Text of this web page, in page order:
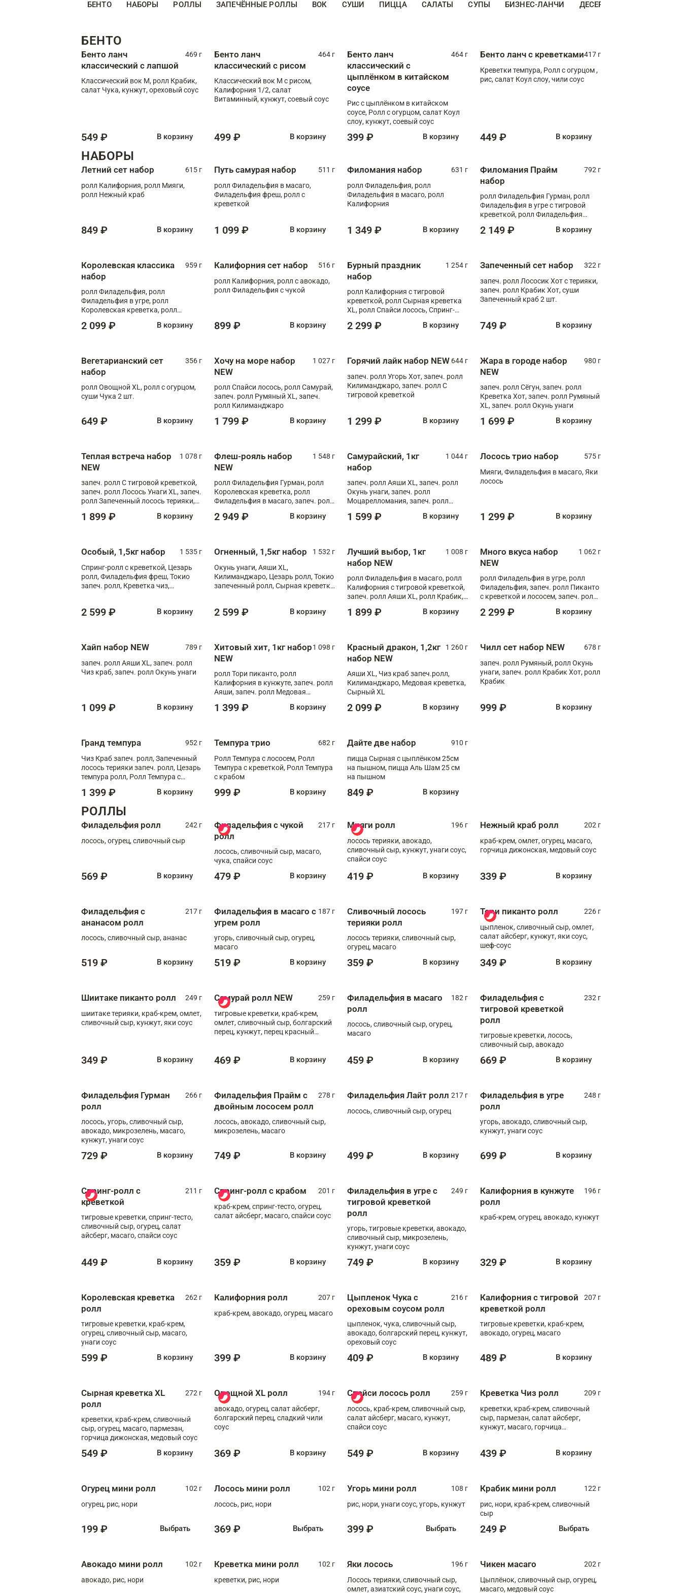
БЕНТО НАБОРЫ РОЛЛЫ ЗАПЕЧЁННЫЕ РОЛЛЫ ВОК СУШИ ПИЦЦА САЛАТЫ СУПЫ БИЗНЕС-ЛАНЧИ ДЕСЕРТЫ
БЕНТО
Бенто ланч
классический с лапшой
469 г
Классический вок М, ролл Крабик,
салат Чука, кунжут, ореховый соус
549 ₽ В корзину
Бенто ланч
классический с рисом
464 г
Классический вок М с рисом,
Калифорния 1/2, салат
Витаминный, кунжут, соевый соус
499 ₽ В корзину
Бенто ланч
классический с
цыплёнком в китайском
соусе
464 г
Рис с цыплёнком в китайском
соусе, Ролл с огурцом, салат Коул
слоу, кунжут, соевый соус
399 ₽ В корзину
Бенто ланч с креветками417 г
Креветки темпура, Ролл с огурцом ,
рис, салат Коул слоу, чили соус
449 ₽ В корзину
НАБОРЫ
Летний сет набор
615 г
ролл Калифорния, ролл Мияги,
ролл Нежный краб
849 ₽ В корзину
Путь самурая набор
511 г
ролл Филадельфия в масаго,
Филадельфия фреш, ролл с
креветкой
1 099 ₽ В корзину
Филомания набор
631 г
ролл Филадельфия, ролл
Филадельфия в масаго, ролл
Калифорния
1 349 ₽ В корзину
Филомания Прайм
набор
792 г
ролл Филадельфия Гурман, ролл
Филадельфия в угре с тигровой
креветкой, ролл Филадельфия
2 149 ₽ В корзину
Королевская классика
набор
959 г
ролл Филадельфия, ролл
Филадельфия в угре, ролл
Королевская креветка, ролл
2 099 ₽ В корзину
Калифорния сет набор
516 г
ролл Калифорния, ролл с авокадо,
ролл Филадельфия с чукой
899 ₽ В корзину
Бурный праздник
набор
1 254 г
ролл Калифорния с тигровой
креветкой, ролл Сырная креветка
XL, ролл Спайси лосось, Спринг-
Медовая креветка
2 299 ₽ В корзину
Запеченный сет набор
322 г
запеч. ролл Лососик Хот с терияки,
запеч. ролл Крабик Хот, суши
Запеченный краб 2 шт.
749 ₽ В корзину
Вегетарианский сет
набор
356 г
ролл Овощной XL, ролл с огурцом,
суши Чука 2 шт.
649 ₽ В корзину
Хочу на море набор
NEW
1 027 г
ролл Спайси лосось, ролл Самурай,
запеч. ролл Румяный XL, запеч.
ролл Килиманджаро
1 799 ₽ В корзину
Горячий лайк набор NEW 644 г
запеч. ролл Угорь Хот, запеч. ролл
Килиманджаро, запеч. ролл С
тигровой креветкой
1 299 ₽ В корзину
Жара в городе набор
NEW
980 г
запеч. ролл Сёгун, запеч. ролл
Креветка Хот, запеч. ролл Румяный
XL, запеч. ролл Окунь унаги
1 699 ₽ В корзину
Теплая встреча набор
NEW
1 078 г
запеч. ролл С тигровой креветкой,
запеч. ролл Лосось Унаги XL, запеч.
ролл Запеченный лосось терияки,
1 899 ₽ В корзину
Флеш-рояль набор
NEW
1 548 г
ролл Филадельфия Гурман, ролл
Королевская креветка, ролл
Филадельфия в масаго, запеч. ролл
Тигровая креветка с моцареллой,
2 949 ₽ В корзину
Самурайский, 1кг
набор
1 044 г
запеч. ролл Аяши XL, запеч. ролл
Окунь унаги, запеч. ролл
Моцарелломания, запеч. ролл
1 599 ₽ В корзину
Лосось трио набор
575 г
Мияги, Филадельфия в масаго, Яки
лосось
1 299 ₽ В корзину
Особый, 1,5кг набор
1 535 г
Спринг-ролл с креветкой, Цезарь
ролл, Филадельфия фреш, Токио
запеч. ролл, Креветка чиз,
2 599 ₽ В корзину
Огненный, 1,5кг набор
1 532 г
Окунь унаги, Аяши XL,
Килиманджаро, Цезарь ролл, Токио
запеченный ролл, Сырная креветка
2 599 ₽ В корзину
Лучший выбор, 1кг
набор NEW
1 008 г
ролл Филадельфия в масаго, ролл
Калифорния с тигровой креветкой,
запеч. ролл Аяши XL, ролл Крабик,
1 899 ₽ В корзину
Много вкуса набор
NEW
1 062 г
ролл Филадельфия в угре, ролл
Филадельфия, запеч. ролл Пиканто
с креветкой и лососем, запеч. ролл
2 299 ₽ В корзину
Хайп набор NEW
789 г
запеч. ролл Аяши XL, запеч. ролл
Чиз краб, запеч. ролл Окунь унаги
1 099 ₽ В корзину
Хитовый хит, 1кг набор
NEW
1 098 г
ролл Тори пиканто, ролл
Калифорния в кунжуте, запеч. ролл
Аяши, запеч. ролл Медовая
чукой
1 399 ₽ В корзину
Красный дракон, 1,2кг
набор NEW
1 260 г
Аяши XL, Чиз краб запеч.ролл,
Килиманджаро, Медовая креветка,
Сырный XL
2 099 ₽ В корзину
Чилл сет набор NEW
678 г
запеч. ролл Румяный, ролл Окунь
унаги, запеч. ролл Крабик Хот, ролл
Крабик
999 ₽ В корзину
Гранд темпура
952 г
Чиз Краб запеч. ролл, Запеченный
лосось терияки запеч. ролл, Цезарь
темпура ролл, Ролл Темпура с
1 399 ₽ В корзину
Темпура трио
682 г
Ролл Темпура с лососем, Ролл
Темпура с креветкой, Ролл Темпура
с крабом
999 ₽ В корзину
Дайте две набор
910 г
пицца Сырная с цыплёнком 25см
на пышном, пицца Аль Шам 25 см
на пышном
849 ₽ В корзину
РОЛЛЫ
Филадельфия ролл
242 г
лосось, огурец, сливочный сыр
569 ₽ В корзину
Филадельфия с чукой
ролл
217 г
лосось, сливочный сыр, масаго,
чука, спайси соус
479 ₽ В корзину
Мияги ролл
196 г
лосось терияки, авокадо,
сливочный сыр, кунжут, унаги соус,
спайси соус
419 ₽ В корзину
Нежный краб ролл
202 г
краб-крем, омлет, огурец, масаго,
горчица дижонская, медовый соус
339 ₽ В корзину
Филадельфия с
ананасом ролл
217 г
лосось, сливочный сыр, ананас
519 ₽ В корзину
Филадельфия в масаго с
угрем ролл
187 г
угорь, сливочный сыр, огурец,
масаго
519 ₽ В корзину
Сливочный лосось
терияки ролл
197 г
лосось терияки, сливочный сыр,
огурец, масаго
359 ₽ В корзину
Тори пиканто ролл
226 г
цыпленок, сливочный сыр, омлет,
салат айсберг, кунжут, яки соус,
шеф-соус
349 ₽ В корзину
Шиитаке пиканто ролл
249 г
шиитаке терияки, краб-крем, омлет,
сливочный сыр, кунжут, яки соус
349 ₽ В корзину
Самурай ролл NEW
259 г
тигровые креветки, краб-крем,
омлет, сливочный сыр, болгарский
перец, кунжут, перец красный
469 ₽ В корзину
Филадельфия в масаго
ролл
182 г
лосось, сливочный сыр, огурец,
масаго
459 ₽ В корзину
Филадельфия с
тигровой креветкой
ролл
232 г
тигровые креветки, лосось,
сливочный сыр, авокадо
669 ₽ В корзину
Филадельфия Гурман
ролл
266 г
лосось, угорь, сливочный сыр,
авокадо, микрозелень, масаго,
кунжут, унаги соус
729 ₽ В корзину
Филадельфия Прайм с
двойным лососем ролл
278 г
лосось, авокадо, сливочный сыр,
микрозелень, масаго
749 ₽ В корзину
Филадельфия Лайт ролл 217 г
лосось, сливочный сыр, огурец
499 ₽ В корзину
Филадельфия в угре
ролл
248 г
угорь, авокадо, сливочный сыр,
кунжут, унаги соус
699 ₽ В корзину
Спринг-ролл с
креветкой
211 г
тигровые креветки, спринг-тесто,
сливочный сыр, огурец, салат
айсберг, масаго, спайси соус
449 ₽ В корзину
Спринг-ролл с крабом
201 г
краб-крем, спринг-тесто, огурец,
салат айсберг, масаго, спайси соус
359 ₽ В корзину
Филадельфия в угре с
тигровой креветкой
ролл
249 г
угорь, тигровые креветки, авокадо,
сливочный сыр, микрозелень,
кунжут, унаги соус
749 ₽ В корзину
Калифорния в кунжуте
ролл
196 г
краб-крем, огурец, авокадо, кунжут
329 ₽ В корзину
Королевская креветка
ролл
262 г
тигровые креветки, краб-крем,
огурец, сливочный сыр, масаго,
унаги соус
599 ₽ В корзину
Калифорния ролл
207 г
краб-крем, авокадо, огурец, масаго
399 ₽ В корзину
Цыпленок Чука с
ореховым соусом ролл
216 г
цыпленок, чука, сливочный сыр,
авокадо, болгарский перец, кунжут,
ореховый соус
409 ₽ В корзину
Калифорния с тигровой
креветкой ролл
207 г
тигровые креветки, краб-крем,
авокадо, огурец, масаго
489 ₽ В корзину
Сырная креветка XL
ролл
272 г
креветки, краб-крем, сливочный
сыр, огурец, масаго, пармезан,
горчица дижонская, медовый соус
549 ₽ В корзину
Овощной XL ролл
194 г
авокадо, огурец, салат айсберг,
болгарский перец, сладкий чили
соус
369 ₽ В корзину
Спайси лосось ролл
259 г
лосось, краб-крем, сливочный сыр,
салат айсберг, масаго, кунжут,
спайси соус
549 ₽ В корзину
Креветка Чиз ролл
209 г
креветки, краб-крем, сливочный
сыр, пармезан, салат айсберг,
кунжут, масаго, горчица
439 ₽ В корзину
Огурец мини ролл
102 г
огурец, рис, нори
199 ₽ Выбрать
Лосось мини ролл
102 г
лосось, рис, нори
369 ₽ Выбрать
Угорь мини ролл
108 г
рис, нори, унаги соус, угорь, кунжут
399 ₽ Выбрать
Крабик мини ролл
122 г
рис, нори, краб-крем, сливочный
сыр
249 ₽ Выбрать
Авокадо мини ролл
102 г
авокадо, рис, нори
Креветка мини ролл
102 г
креветки, рис, нори
Яки лосось
196 г
Лосось терияки, сливочный сыр,
омлет, азиатский соус, унаги соус,
Чикен масаго
202 г
Цыплёнок, сливочный сыр, огурец,
масаго, медовый соус